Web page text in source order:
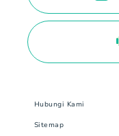
Hubungi Kami
Sitemap